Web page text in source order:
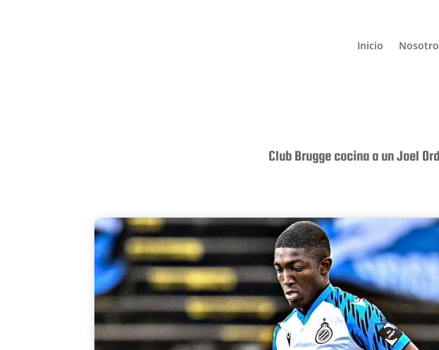
Inicio
Club Brugge cocina a un Joel